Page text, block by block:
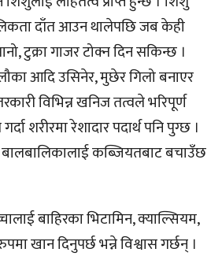
दाँत आउन थालेपछि जब केही
टुक्रा गाजर टोक्न दिन सकिन्छ ।
आदि उसिनेर, मुछेर गिलो बनाएर
विभिन्न खनिज तत्वले भरिपूर्ण
शरीरमा रेशादार पदार्थ पनि पुग्छ ।
बालबालिकालाई कब्जियतबाट बचाउँछ
बाहिरका भिटामिन, क्याल्सियम,
खान दिनुपर्छ भन्ने विश्वास गर्छन् ।